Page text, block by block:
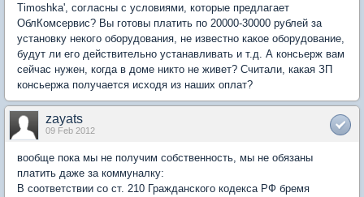
Timoshka', согласны с условиями, которые предлагает
ОблКомсервис? Вы готовы платить по 20000-30000 рублей за
установку некого оборудования, не известно какое оборудование,
будут ли его действительно устанавливать и т.д. А консьерж вам
сейчас нужен, когда в доме никто не живет? Считали, какая ЗП
консьержа получается исходя из наших оплат?
zayats
09 Feb 2012
вообще пока мы не получим собственность, мы не обязаны
платить даже за коммуналку:
В соответствии со ст. 210 Гражданского кодекса РФ бремя